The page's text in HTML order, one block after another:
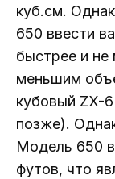
куб.см.
650 ввести
быстрее и
меньшим
кубовый ZX-
позже).
Модель 650
футов, что